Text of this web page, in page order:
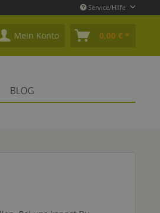
Service/Hilfe
Mein Konto 0,00 € *
BLOG